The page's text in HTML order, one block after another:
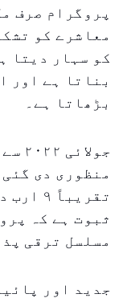
پروگرام صرف
معاشرے کو
کو سہار دیتا
بناتا ہے اور
بڑھاتا ہے۔
منظوری دی
ثبوت ہے کہ
مسلسل ترقی
جدید اور